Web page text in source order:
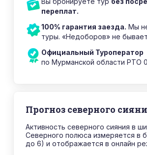
переплат.
100% гарантия заезда. Мы
туры. «Недоборов» не
Официальный Туроператор
по Мурманской области РТО
Прогноз северного
Активность северного сияния в
Северного полюса измеряется в
до 6) и отображается в онлайн